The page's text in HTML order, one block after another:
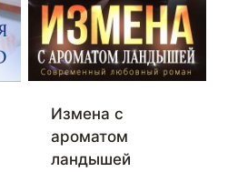
Измена с
ароматом
ландышей